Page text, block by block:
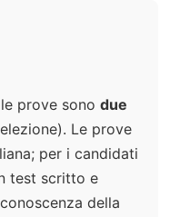
prove sono due
Le prove
per i candidati
test scritto e
della